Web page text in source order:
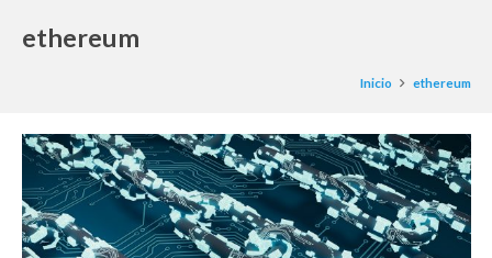
ethereum
Inicio ethereum